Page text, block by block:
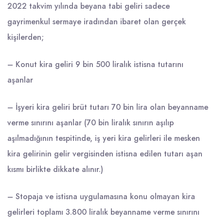
2022 takvim yılında beyana tabi geliri sadece
gayrimenkul sermaye iradından ibaret olan gerçek
kişilerden;
– Konut kira geliri 9 bin 500 liralık istisna tutarını
aşanlar
– İşyeri kira geliri brüt tutarı 70 bin lira olan beyanname
verme sınırını aşanlar (70 bin liralık sınırın aşılıp
aşılmadığının tespitinde, iş yeri kira gelirleri ile mesken
kira gelirinin gelir vergisinden istisna edilen tutarı aşan
kısmı birlikte dikkate alınır.)
– Stopaja ve istisna uygulamasına konu olmayan kira
gelirleri toplamı 3.800 liralık beyanname verme sınırını